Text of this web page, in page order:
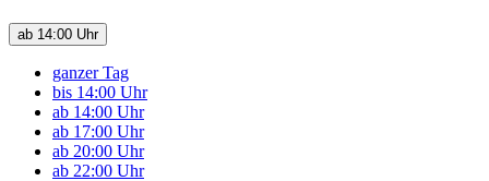
ab 14:00 Uhr
ganzer Tag
bis 14:00 Uhr
ab 14:00 Uhr
ab 17:00 Uhr
ab 20:00 Uhr
ab 22:00 Uhr